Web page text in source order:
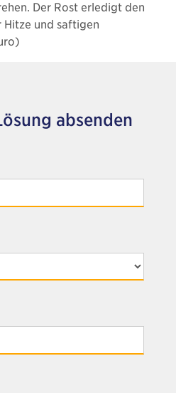
Der Rost erledigt den
Hitze und saftigen
absenden